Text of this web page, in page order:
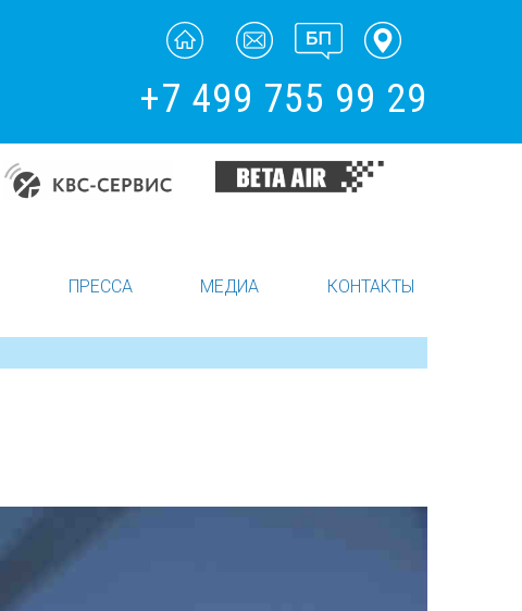
+7 499 755 99 29
ПРЕССА МЕДИА КОНТАКТЫ